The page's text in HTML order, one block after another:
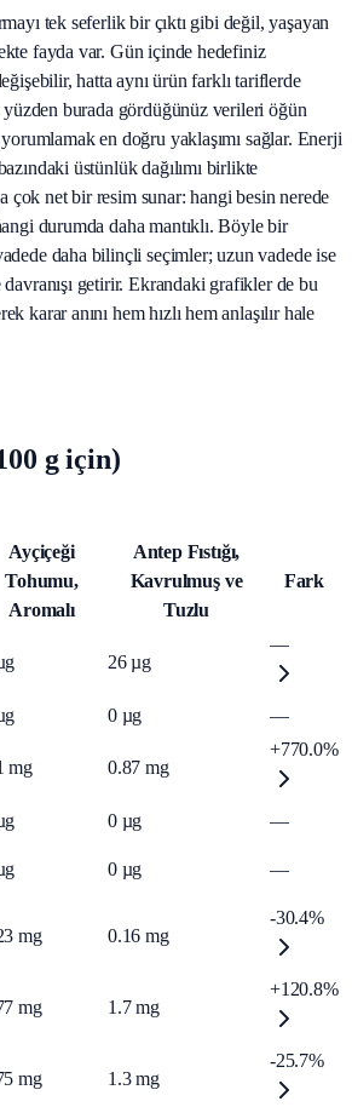
tek seferlik bir çıktı gibi değil, yaşayan
fayda var. Gün içinde hedefiniz
hatta aynı ürün farklı tariflerde
burada gördüğünüz verileri öğün
en doğru yaklaşımı sağlar. Enerji
üstünlük dağılımı birlikte
çok net bir resim sunar: hangi besin nerede
durumda daha mantıklı. Böyle bir
daha bilinçli seçimler; uzun vadede ise
getirir. Ekrandaki grafikler de bu
karar anını hem hızlı hem anlaşılır hale
g için)
Ayçiçeği
Tohumu,
Aromalı
Antep Fıstığı,
Kavrulmuş ve
Tuzlu
Fark
26 µg
—
0 µg
—
mg 0.87 mg
+770.0%
0 µg
—
0 µg —
mg 0.16 mg
-30.4%
mg 1.7 mg
+120.8%
mg 1.3 mg
-25.7%